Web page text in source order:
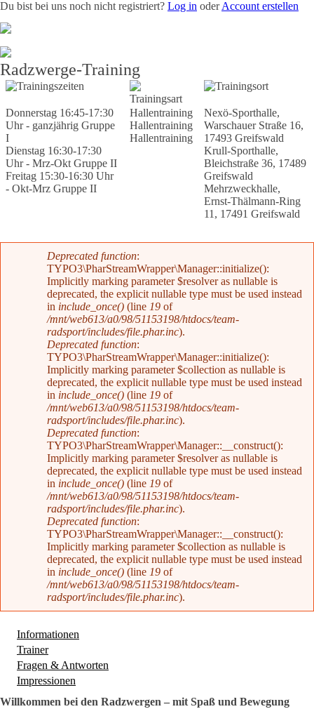
Du bist bei uns noch nicht registriert? Log in oderAccount erstellen
Radzwerge-Training
Trainingszeiten
Trainingsart
Trainingsort
Donnerstag 16:45-17:30
Uhr - ganzjährig Gruppe
I
Dienstag 16:30-17:30
Uhr - Mrz-Okt Gruppe II
Freitag 15:30-16:30 Uhr
- Okt-Mrz Gruppe II
Hallentraining
Hallentraining
Hallentraining
Nexö-Sporthalle,
Warschauer Straße 16,
17493 Greifswald
Krull-Sporthalle,
Bleichstraße 36, 17489
Greifswald
Mehrzweckhalle,
Ernst-Thälmann-Ring
11, 17491 Greifswald
Fehlermeldung
Deprecated function:
TYPO3\PharStreamWrapper\Manager::initialize():
Implicitly marking parameter $resolver as nullable is
deprecated, the explicit nullable type must be used instead
in include_once() (line 19 of
/mnt/web613/a0/98/51153198/htdocs/team-
radsport/includes/file.phar.inc).
Deprecated function:
TYPO3\PharStreamWrapper\Manager::initialize():
Implicitly marking parameter $collection as nullable is
deprecated, the explicit nullable type must be used instead
in include_once() (line 19 of
/mnt/web613/a0/98/51153198/htdocs/team-
radsport/includes/file.phar.inc).
Deprecated function:
TYPO3\PharStreamWrapper\Manager::__construct():
Implicitly marking parameter $resolver as nullable is
deprecated, the explicit nullable type must be used instead
in include_once() (line 19 of
/mnt/web613/a0/98/51153198/htdocs/team-
radsport/includes/file.phar.inc).
Deprecated function:
TYPO3\PharStreamWrapper\Manager::__construct():
Implicitly marking parameter $collection as nullable is
deprecated, the explicit nullable type must be used instead
in include_once() (line 19 of
/mnt/web613/a0/98/51153198/htdocs/team-
radsport/includes/file.phar.inc).
Informationen
Trainer
Fragen & Antworten
Impressionen
Willkommen bei den Radzwergen – mit Spaß und Bewegung